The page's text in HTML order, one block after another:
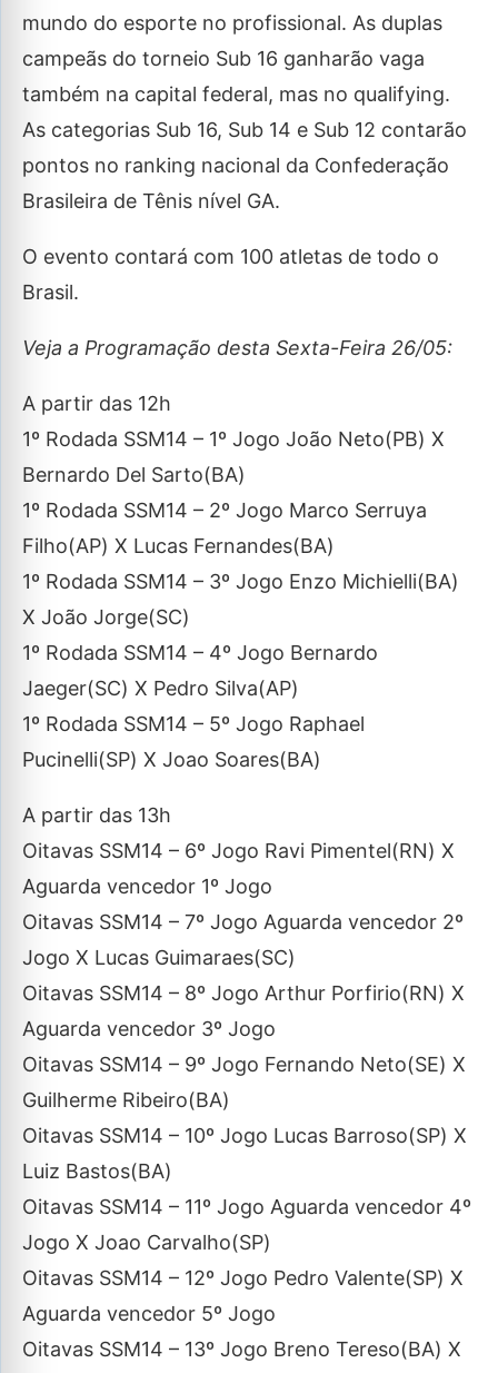
mundo do esporte no profissional. As duplas
campeãs do torneio Sub 16 ganharão vaga
também na capital federal, mas no qualifying.
As categorias Sub 16, Sub 14 e Sub 12 contarão
pontos no ranking nacional da Confederação
Brasileira de Tênis nível GA.
O evento contará com 100 atletas de todo o
Brasil.
Veja a Programação desta Sexta-Feira 26/05:
A partir das 12h
1º Rodada SSM14 – 1º Jogo João Neto(PB) X
Bernardo Del Sarto(BA)
1º Rodada SSM14 – 2º Jogo Marco Serruya
Filho(AP) X Lucas Fernandes(BA)
1º Rodada SSM14 – 3º Jogo Enzo Michielli(BA)
X João Jorge(SC)
1º Rodada SSM14 – 4º Jogo Bernardo
Jaeger(SC) X Pedro Silva(AP)
1º Rodada SSM14 – 5º Jogo Raphael
Pucinelli(SP) X Joao Soares(BA)
A partir das 13h
Oitavas SSM14 – 6º Jogo Ravi Pimentel(RN) X
Aguarda vencedor 1º Jogo
Oitavas SSM14 – 7º Jogo Aguarda vencedor 2º
Jogo X Lucas Guimaraes(SC)
Oitavas SSM14 – 8º Jogo Arthur Porfirio(RN) X
Aguarda vencedor 3º Jogo
Oitavas SSM14 – 9º Jogo Fernando Neto(SE) X
Guilherme Ribeiro(BA)
Oitavas SSM14 – 10º Jogo Lucas Barroso(SP) X
Luiz Bastos(BA)
Oitavas SSM14 – 11º Jogo Aguarda vencedor 4º
Jogo X Joao Carvalho(SP)
Oitavas SSM14 – 12º Jogo Pedro Valente(SP) X
Aguarda vencedor 5º Jogo
Oitavas SSM14 – 13º Jogo Breno Tereso(BA) X